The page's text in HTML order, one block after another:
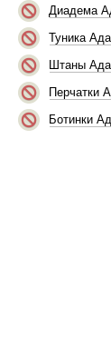
Диадема
Туника
Штаны
Перчатки
Ботинки